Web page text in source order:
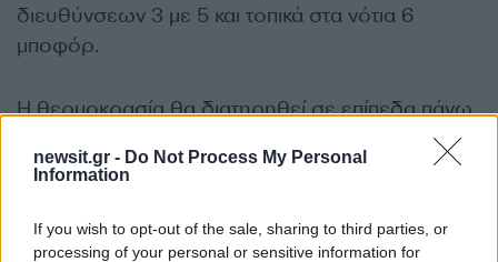
newsit.gr - Do Not Process My Personal
Information
If you wish to opt-out of the sale, sharing to third parties, or
processing of your personal or sensitive information for
διευθύνσεων 3 με 5 και τοπικά στα νότια 6
μποφόρ.
Η θερμοκρασία θα διατηρηθεί σε επίπεδα πάνω
από τα κανονικά για την εποχή και θα φτάσει στις
περισσότερες περιοχές τους 26 με 28 βαθμούς,
στην Κρήτη τους 31 με 32 βαθμούς Κελσίου.